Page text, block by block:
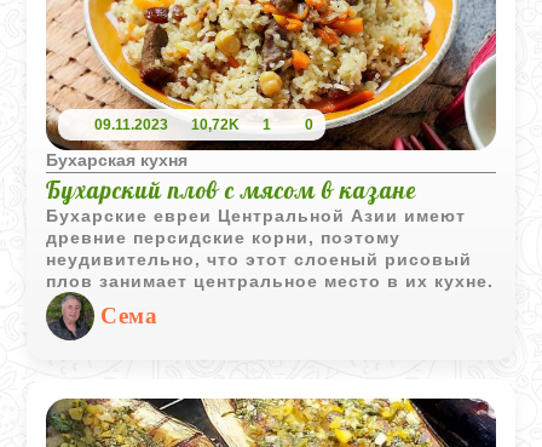
09.11.2023 10,72K 1 0
Бухарская кухня
Бухарский плов с мясом в казане
Бухарские евреи Центральной Азии имеют
древние персидские корни, поэтому
неудивительно, что этот слоеный рисовый
плов занимает центральное место в их кухне.
Сема